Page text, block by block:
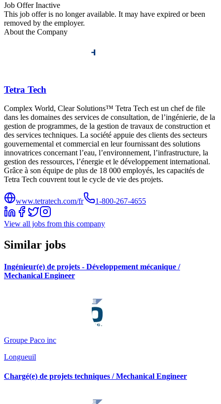
Job Offer Inactive
This job offer is no longer available. It may have expired or been
removed by the employer.
About the Company
Tetra Tech
Complex World, Clear Solutions™ Tetra Tech est un chef de file
dans les domaines des services de consultation, de l’ingénierie, de la
gestion de programmes, de la gestion de travaux de construction et
des services techniques. La société appuie des clients des secteurs
gouvernemental et commercial en leur fournissant des solutions
innovatrices concernant l’eau, l’environnement, l’infrastructure, la
gestion des ressources, l’énergie et le développement international.
Grâce à son équipe de plus de 18 000 employés, les capacités de
Tetra Tech couvrent tout le cycle de vie des projets.
www.tetratech.com/fr 1-800-267-4655
View all jobs from this company
Similar jobs
Ingénieur(e) de projets - Développement mécanique /
Mechanical Engineer
Groupe Paco inc
Longueuil
Chargé(e) de projets techniques / Mechanical Engineer